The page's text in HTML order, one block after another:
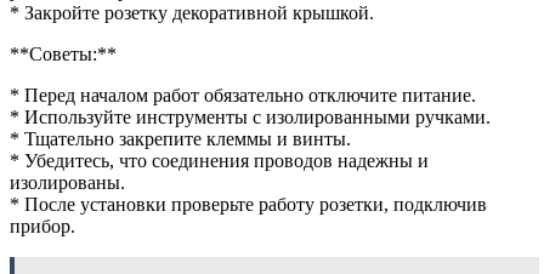
* Закройте розетку декоративной крышкой.
**Советы:**
* Перед началом работ обязательно отключите питание.
* Используйте инструменты с изолированными ручками.
* Тщательно закрепите клеммы и винты.
* Убедитесь, что соединения проводов надежны и
изолированы.
* После установки проверьте работу розетки, подключив
прибор.